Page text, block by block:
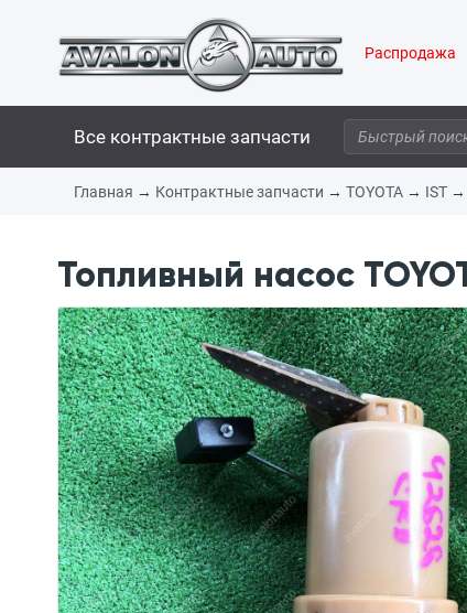
Распродажа
Все контрактные запчасти
Главная → Контрактные запчасти → TOYOTA → IST →
Топливный насос